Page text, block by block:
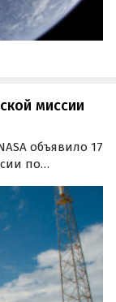
миссии
объявило 17
по
9 компании